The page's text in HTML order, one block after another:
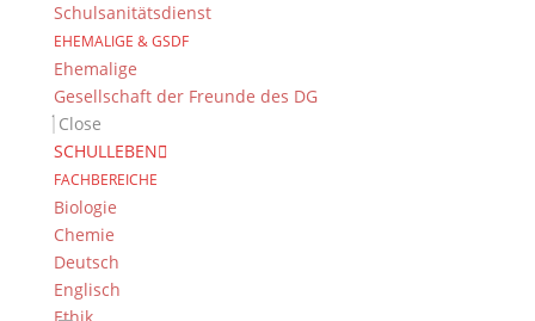
Schulsanitätsdienst
EHEMALIGE & GSDF
Ehemalige
Gesellschaft der Freunde des DG
Close
SCHULLEBEN
FACHBEREICHE
Biologie
Chemie
Deutsch
Englisch
Newsarchiv
Newsarchiv
Das DG
Dientzenhofer-Gymnasium Bamberg
Feldkirchenstr. 20-22
96052 Bamberg